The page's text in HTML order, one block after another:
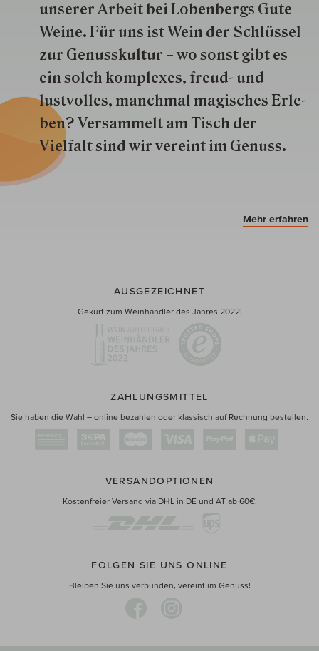
unserer Arbeit bei Lobenbergs Gute
Weine. Für uns ist Wein der Schlüs­sel
zur Genuss­kultur – wo sonst gibt es
ein solch kom­plexes, freud- und
lustvolles, manchmal ma­gisch­es Er­le­
ben? Versammelt am Tisch der
Vielfalt sind wir ver­eint im Genuss.
Mehr erfahren
AUSGEZEICHNET
Gekürt zum Weinhändler des Jahres 2022!
ZAHLUNGSMITTEL
Sie haben die Wahl – online bezahlen oder klassisch auf Rechnung bestellen.
VERSANDOPTIONEN
Kostenfreier Versand via DHL in DE und AT ab 60€.
FOLGEN SIE UNS ONLINE
Bleiben Sie uns verbunden, vereint im Genuss!